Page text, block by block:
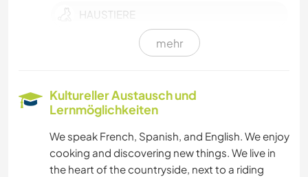
HAUSTIERE
BÜCHER
mehr
Kultureller Austausch und
Lernmöglichkeiten
We speak French, Spanish, and English. We enjoy
cooking and discovering new things. We live in
the heart of the countryside, next to a riding